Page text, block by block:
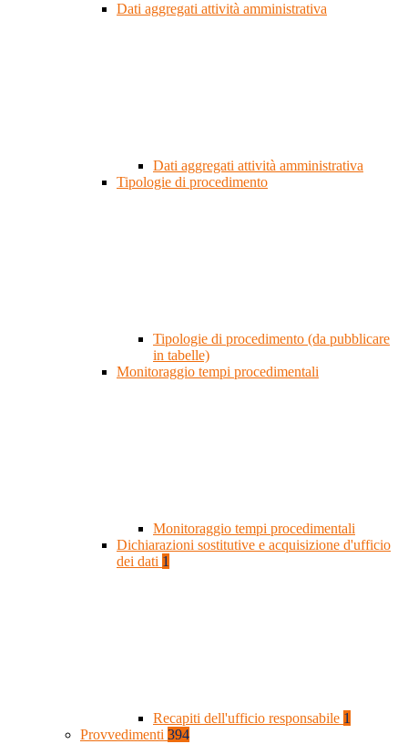
Dati aggregati attività amministrativa
Dati aggregati attività amministrativa
Tipologie di procedimento
Tipologie di procedimento (da pubblicare
in tabelle)
Monitoraggio tempi procedimentali
Monitoraggio tempi procedimentali
Dichiarazioni sostitutive e acquisizione d'ufficio
dei dati 1
Recapiti dell'ufficio responsabile 1
Provvedimenti 394